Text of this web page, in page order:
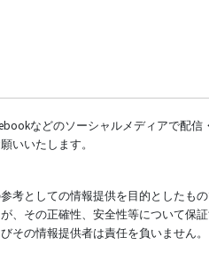
などのソーシャルメディアで配信
いいたします。
考としての情報提供を目的としたも
、その正確性、安全性等について保
の情報提供者は責任を負いません。